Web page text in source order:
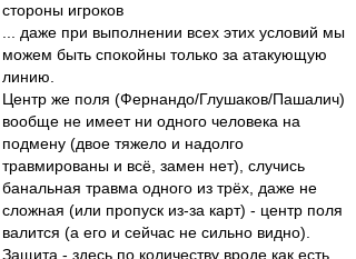
стороны игроков
... даже при выполнении всех этих условий мы
можем быть спокойны только за атакующую
линию.
Центр же поля (Фернандо/Глушаков/Пашалич)
вообще не имеет ни одного человека на
подмену (двое тяжело и надолго
травмированы и всё, замен нет), случись
банальная травма одного из трёх, даже не
сложная (или пропуск из-за карт) - центр поля
валится (а его и сейчас не сильно видно).
Защита - здесь по количеству вроде как есть